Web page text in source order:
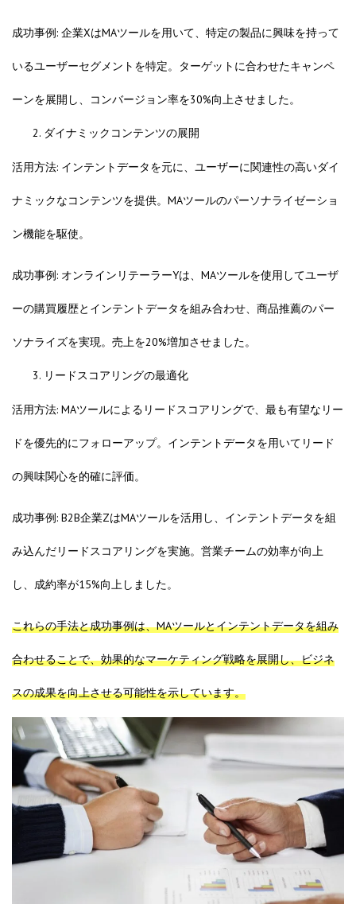
成功事例: 企業XはMAツールを用いて、特定の製品に興味を持って
いるユーザーセグメントを特定。ターゲットに合わせたキャンペ
ーンを展開し、コンバージョン率を30%向上させました。
ダイナミックコンテンツの展開
活用方法: インテントデータを元に、ユーザーに関連性の高いダイ
ナミックなコンテンツを提供。MAツールのパーソナライゼーショ
ン機能を駆使。
成功事例: オンラインリテーラーYは、MAツールを使用してユーザ
ーの購買履歴とインテントデータを組み合わせ、商品推薦のパー
ソナライズを実現。売上を20%増加させました。
リードスコアリングの最適化
活用方法: MAツールによるリードスコアリングで、最も有望なリー
ドを優先的にフォローアップ。インテントデータを用いてリード
の興味関心を的確に評価。
成功事例: B2B企業ZはMAツールを活用し、インテントデータを組
み込んだリードスコアリングを実施。営業チームの効率が向上
し、成約率が15%向上しました。
これらの手法と成功事例は、MAツールとインテントデータを組み
合わせることで、効果的なマーケティング戦略を展開し、ビジネ
スの成果を向上させる可能性を示しています。